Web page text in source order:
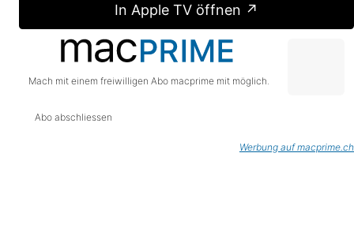
In Apple TV öffnen ↗
Mach mit einem freiwilligen Abo macprime mit möglich.
Abo abschliessen
Werbung auf macprime.ch